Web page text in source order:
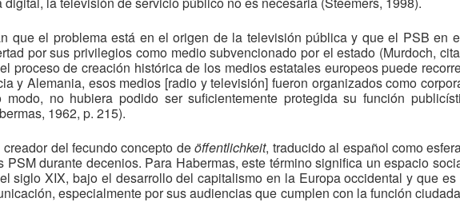
que el problema está en el origen de la televisión pública y que el PSB en
por sus privilegios como medio subvencionado por el estado (Murdoch,
proceso de creación histórica de los medios estatales europeos puede
y Alemania, esos medios [radio y televisión] fueron organizados como
modo, no hubiera podido ser suficientemente protegida su función
1962, p. 215).
creador del fecundo concepto deöffentlichkeit, traducido al español como
PSM durante decenios. Para Habermas, este término significa un espacio
siglo XIX, bajo el desarrollo del capitalismo en la Europa occidental y que
especialmente por sus audiencias que cumplen con la función